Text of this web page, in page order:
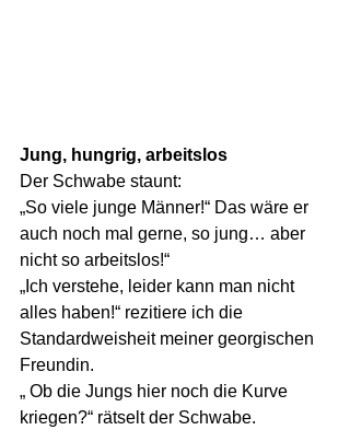
Jung, hungrig, arbeitslos
Der Schwabe staunt:
„So viele junge Männer!“ Das wäre er
auch noch mal gerne, so jung… aber
nicht so arbeitslos!“
„Ich verstehe, leider kann man nicht
alles haben!“ rezitiere ich die
Standardweisheit meiner georgischen
Freundin.
„ Ob die Jungs hier noch die Kurve
kriegen?“ rätselt der Schwabe.